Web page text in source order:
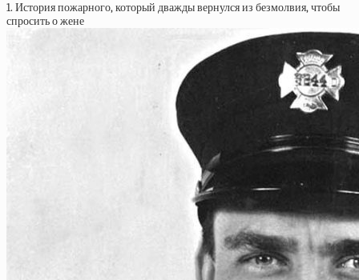
1. История пожарного, который дважды вернулся из безмолвия, чтобы
спросить о жене